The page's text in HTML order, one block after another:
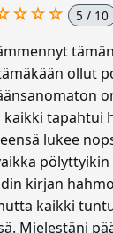
5 / 10
ollut
tapahtui
lukee
kirjan
kaikki
Mielestäni